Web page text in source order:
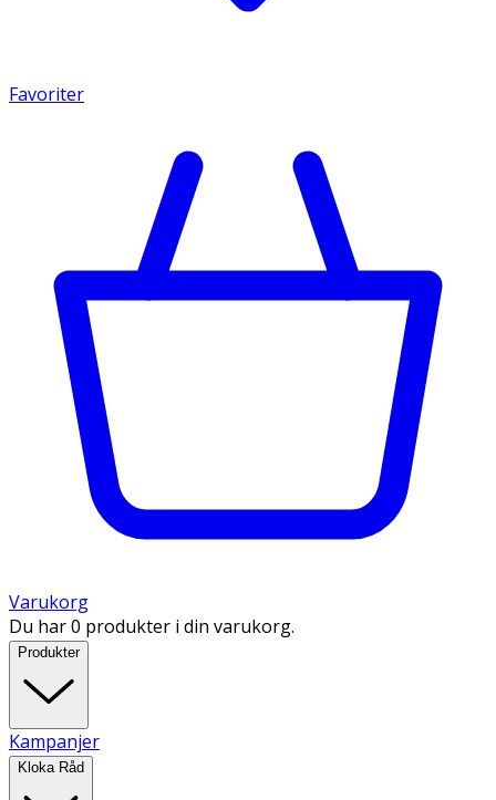
Favoriter
Varukorg
Du har 0 produkter i din varukorg.
Produkter
Kampanjer
Kloka Råd